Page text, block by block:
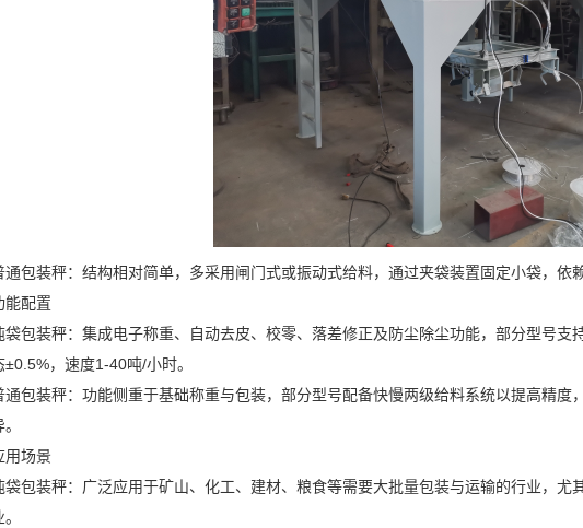
通包装秤：结构相对简单，多采用闸门式或振动式给料，通过夹袋装置固定小袋，依
能配置
袋包装秤：集成电子称重、自动去皮、校零、落差修正及防尘除尘功能，部分型号
±0.5%，速度1-40吨/小时。
通包装秤：功能侧重于基础称重与包装，部分型号配备快慢两级给料系统以提高精
用场景
袋包装秤：广泛应用于矿山、化工、建材、粮食等需要大批量包装与运输的行业，